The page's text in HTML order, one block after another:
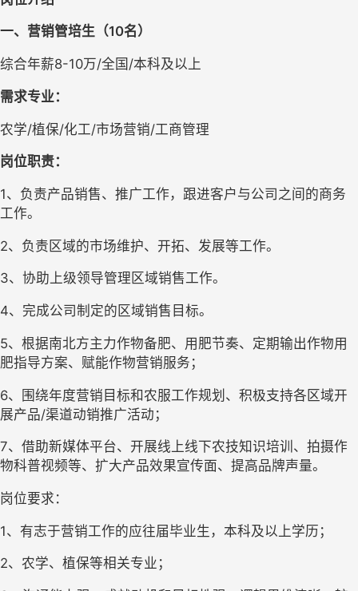
一、营销管培生 （10名）
综合年薪8-10万/全国/本科及以上
需求专业：
农学/植保/化工/市场营销/工商管理
岗位职责：
1、负责产品销售、推广工作，跟进客户与公司之间的商务
工作。
2、负责区域的市场维护、开拓、发展等工作。
3、协助上级领导管理区域销售工作。
4、完成公司制定的区域销售目标。
5、根据南北方主力作物备肥、用肥节奏、定期输出作物用
肥指导方案、赋能作物营销服务；
6、围绕年度营销目标和农服工作规划、积极支持各区域开
展产品/渠道动销推广活动；
7、借助新媒体平台、开展线上线下农技知识培训、拍摄作
物科普视频等、扩大产品效果宣传面、提高品牌声量。
岗位要求：
1、有志于营销工作的应往届毕业生，本科及以上学历；
2、农学、植保等相关专业；